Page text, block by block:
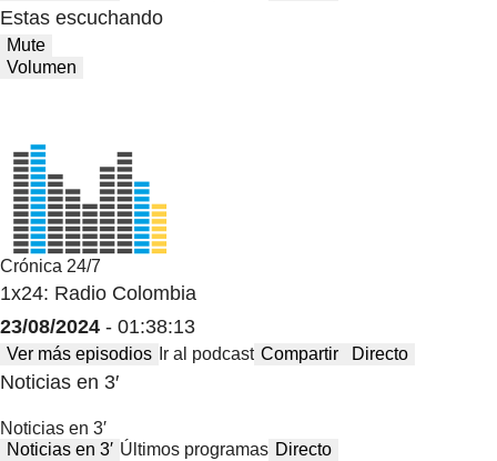
Estas escuchando
Mute
Volumen
Crónica 24/7
1x24: Radio Colombia
23/08/2024 - 01:38:13
Ver más episodios Ir al podcast Compartir Directo
Noticias en 3′
Noticias en 3′
Noticias en 3′ Últimos programas Directo